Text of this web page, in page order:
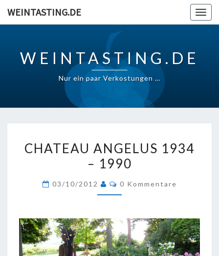
WEINTASTING.DE
WEINTASTING.DE
Nur ein paar Verkostungen …
ANGELUS
1934
1990
CHATEAU ANGELUS 1934
– 1990
03/10/2012 Kommentare
0 Kommentare